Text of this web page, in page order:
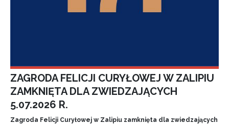
ZAGRODA FELICJI CURYŁOWEJ W ZALIPIU
ZAMKNIĘTA DLA ZWIEDZAJĄCYCH
5.07.2026 R.
Zagroda Felicji Curyłowej w Zalipiu zamknięta dla zwiedzających